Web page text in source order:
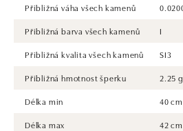
Přibližná váha všech kamenů
Přibližná barva všech kamenů
I
Přibližná kvalita všech kamenů
SI3
Přibližná hmotnost šperku
2.25 g
Délka min
40 cm
Délka max
42 cm